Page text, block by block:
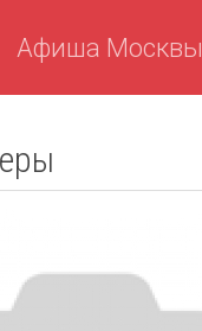
Афиша Москвы